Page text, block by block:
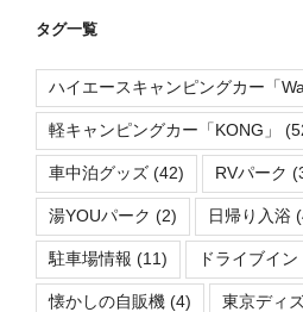
タグ一覧
ハイエースキャンピングカー「
軽キャンピングカー「KONG」
車中泊グッズ (42) RVパーク
湯YOUパーク (2) 日帰り入浴
駐車場情報 (11) ドライブイン
懐かしの自販機 (4) 東京ディ